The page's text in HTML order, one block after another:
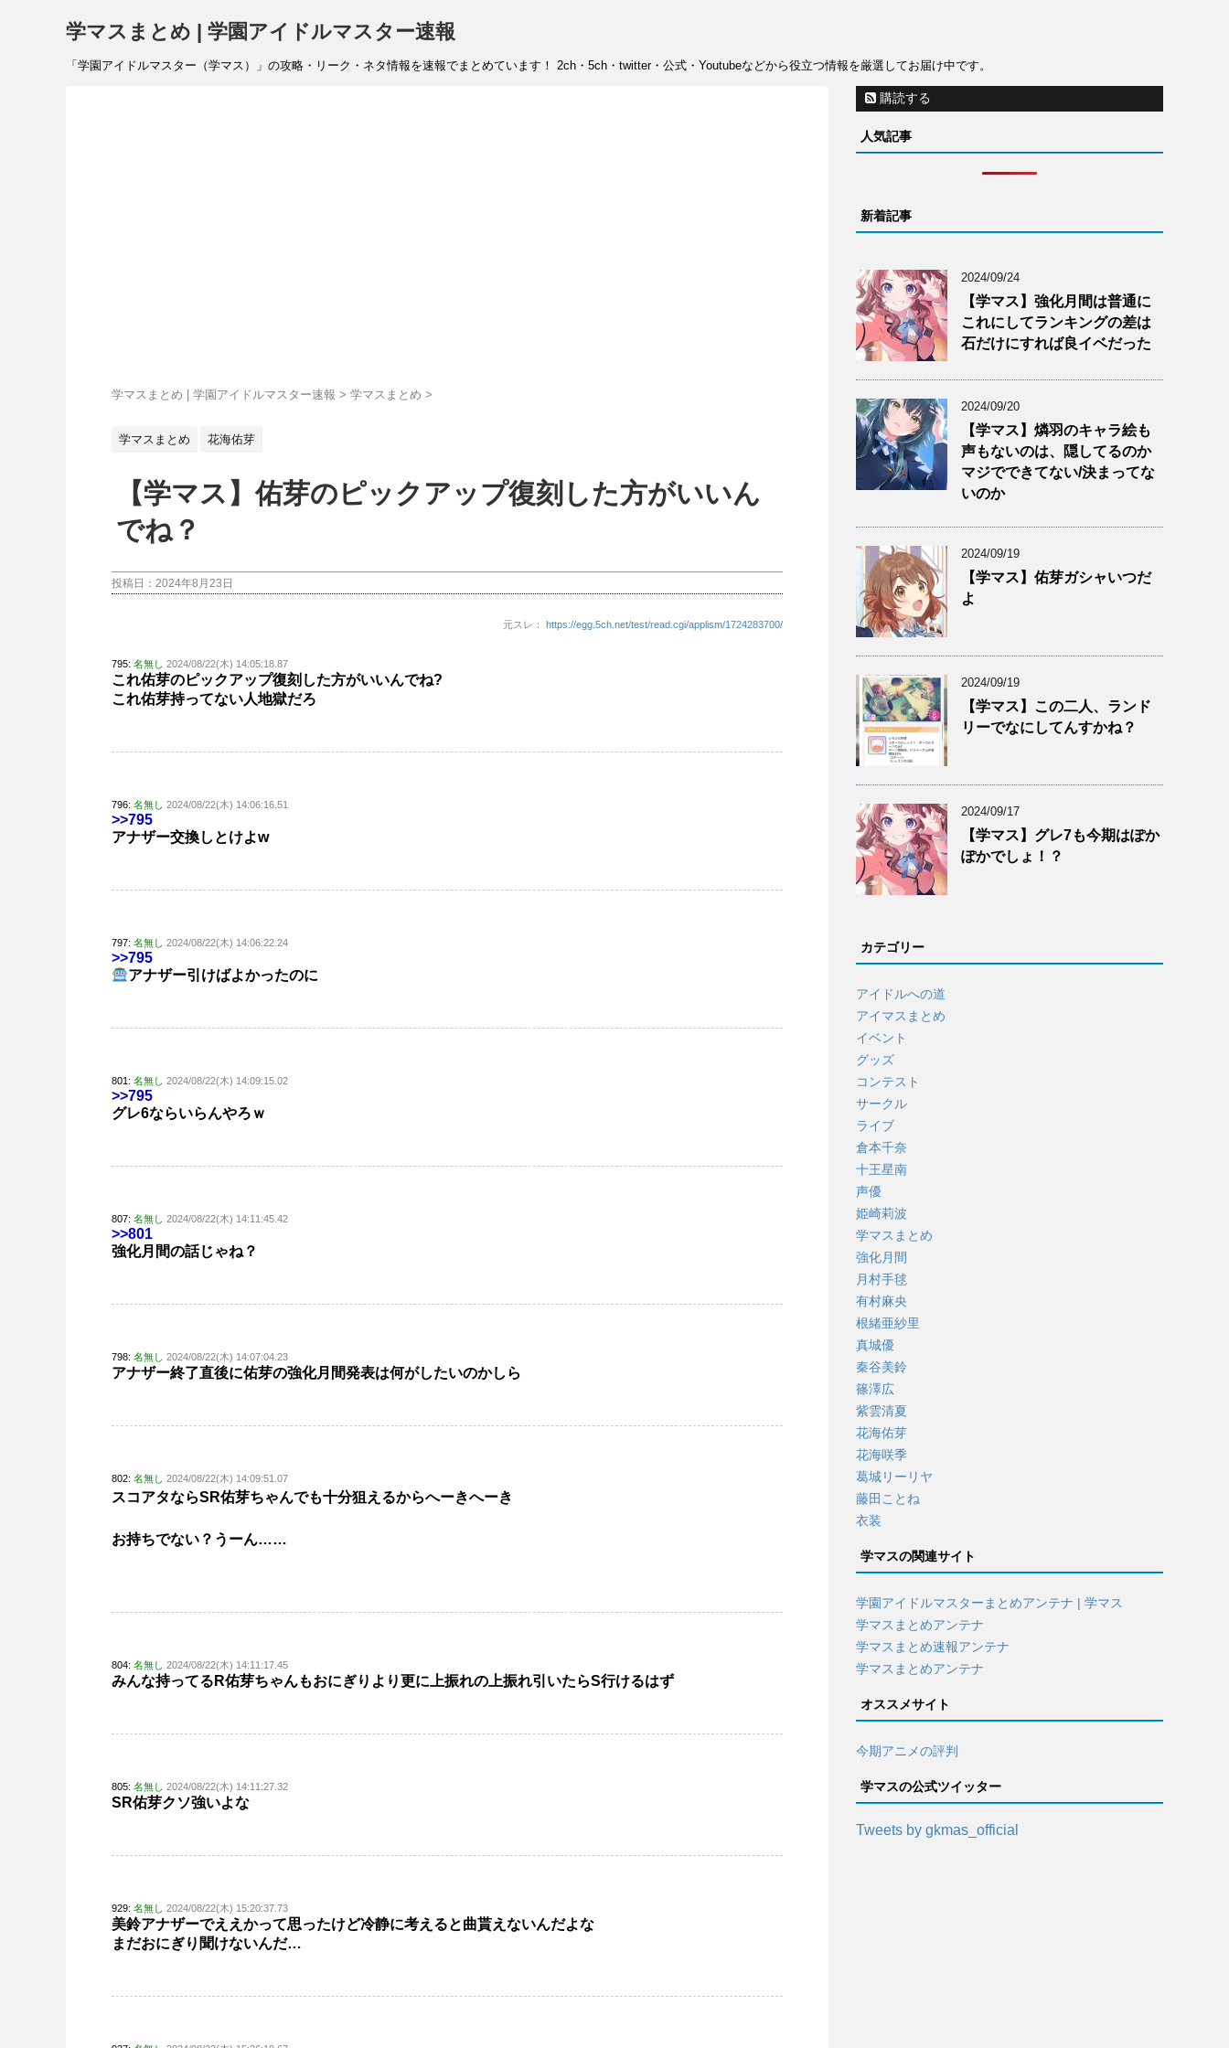
学マスまとめ | 学園アイドルマスター速報
「学園アイドルマスター（学マス）」の攻略・リーク・ネタ情報を速報でまとめています！ 2ch・5ch・twitter・公式・Youtubeなどから役立つ情報を厳選してお届け中です。
学マスまとめ | 学園アイドルマスター速報 > 学マスまとめ >
学マスまとめ 花海佑芽
【学マス】佑芽のピックアップ復刻した方がいいん
でね？
投稿日： 2024年8月23日
元スレ： https://egg.5ch.net/test/read.cgi/applism/1724283700/
795: 名無し 2024/08/22(木) 14:05:18.87
これ佑芽のピックアップ復刻した方がいいんでね?
これ佑芽持ってない人地獄だろ
796: 名無し 2024/08/22(木) 14:06:16.51
>>795
アナザー交換しとけよw
797: 名無し 2024/08/22(木) 14:06:22.24
>>795
アナザー引けばよかったのに
801: 名無し 2024/08/22(木) 14:09:15.02
>>795
グレ6ならいらんやろｗ
807: 名無し 2024/08/22(木) 14:11:45.42
>>801
強化月間の話じゃね？
798: 名無し 2024/08/22(木) 14:07:04.23
アナザー終了直後に佑芽の強化月間発表は何がしたいのかしら
802: 名無し 2024/08/22(木) 14:09:51.07
スコアタならSR佑芽ちゃんでも十分狙えるからへーきへーき
お持ちでない？うーん……
804: 名無し 2024/08/22(木) 14:11:17.45
みんな持ってるR佑芽ちゃんもおにぎりより更に上振れの上振れ引いたらS行けるはず
805: 名無し 2024/08/22(木) 14:11:27.32
SR佑芽クソ強いよな
929: 名無し 2024/08/22(木) 15:20:37.73
美鈴アナザーでええかって思ったけど冷静に考えると曲貰えないんだよな
まだおにぎり聞けないんだ…
購読する
人気記事
新着記事
2024/09/24
【学マス】強化月間は普通に
これにしてランキングの差は
石だけにすれば良イベだった
2024/09/20
【学マス】燐羽のキャラ絵も
声もないのは、隠してるのか
マジでできてない/決まってな
いのか
2024/09/19
【学マス】佑芽ガシャいつだ
よ
2024/09/19
【学マス】この二人、ランド
リーでなにしてんすかね？
2024/09/17
【学マス】グレ7も今期はぽか
ぽかでしょ！？
カテゴリー
アイドルへの道
アイマスまとめ
イベント
グッズ
コンテスト
サークル
ライブ
倉本千奈
十王星南
声優
姫崎莉波
学マスまとめ
強化月間
月村手毬
有村麻央
根緒亜紗里
真城優
秦谷美鈴
篠澤広
紫雲清夏
花海佑芽
花海咲季
葛城リーリヤ
藤田ことね
衣装
学マスの関連サイト
学園アイドルマスターまとめアンテナ | 学マス
学マスまとめアンテナ
学マスまとめ速報アンテナ
学マスまとめアンテナ
オススメサイト
今期アニメの評判
学マスの公式ツイッター
Tweets by gkmas_official